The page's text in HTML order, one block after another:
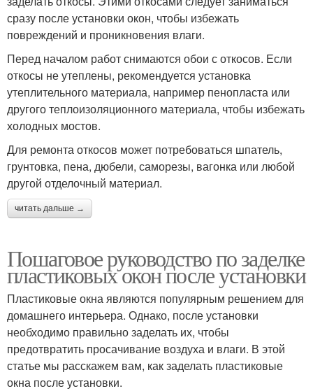
сразу после установки окон, чтобы избежать
повреждений и проникновения влаги.
Перед началом работ снимаются обои с откосов. Если
откосы не утеплены, рекомендуется установка
утеплительного материала, например пенопласта или
другого теплоизоляционного материала, чтобы избежать
холодных мостов.
Для ремонта откосов может потребоваться шпатель,
грунтовка, пена, дюбели, саморезы, вагонка или любой
другой отделочный материал.
читать дальше →
Пошаговое руководство по заделке
пластиковых окон после установки
Пластиковые окна являются популярным решением для
домашнего интерьера. Однако, после установки
необходимо правильно заделать их, чтобы
предотвратить просачивание воздуха и влаги. В этой
статье мы расскажем вам, как заделать пластиковые
окна после установки.